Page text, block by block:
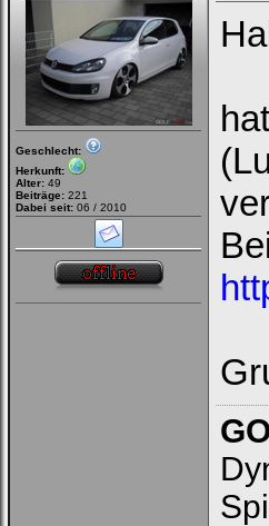
Geschlecht:
Herkunft:
Alter: 49
Beiträge: 221
Dabei seit: 06 / 2010